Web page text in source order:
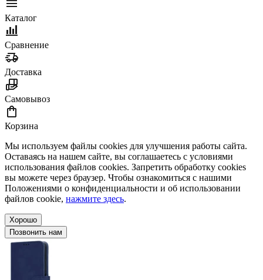
Каталог
Сравнение
Доставка
Самовывоз
Корзина
Мы используем файлы cookies для улучшения работы сайта.
Оставаясь на нашем сайте, вы соглашаетесь с условиями
использования файлов cookies. Запретить обработку cookies
вы можете через браузер. Чтобы ознакомиться с нашими
Положениями о конфиденциальности и об использовании
файлов cookie, нажмите здесь.
Хорошо
Позвонить нам